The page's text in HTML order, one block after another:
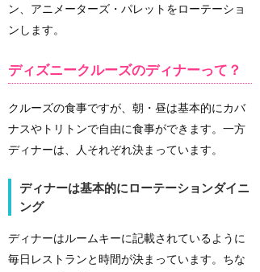
ン、アニメーターズ・パレットをローテーショ
ンします。
ディズニークルーズのディナーって？
クルーズの食事ですが、朝・昼は基本的にカバ
ナスやトリトンで自由に食事ができます。一方
ディナーは、人それぞれ決まっています。
ディナーは基本的にローテーションダイニ
ング
ディナーはルームキーに記載されているように
毎日レストランと時間が決まっています。ちな